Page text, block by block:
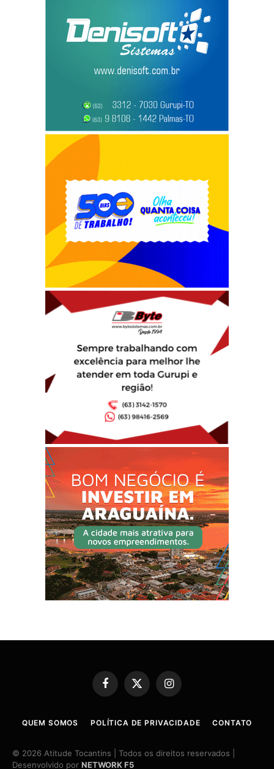
Facebook
X
Instagram
QUEM SOMOS POLÍTICA DE PRIVACIDADE CONTATO
© 2026 Atitude Tocantins | Todos os direitos reservados |
Desenvolvido por NETWORK F5